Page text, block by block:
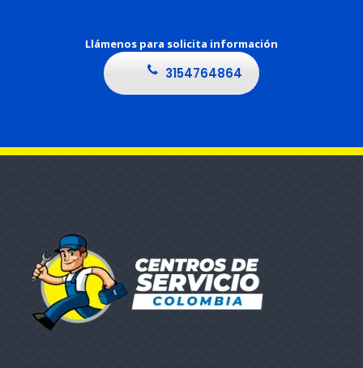
Llámenos para solicita información
3154764864